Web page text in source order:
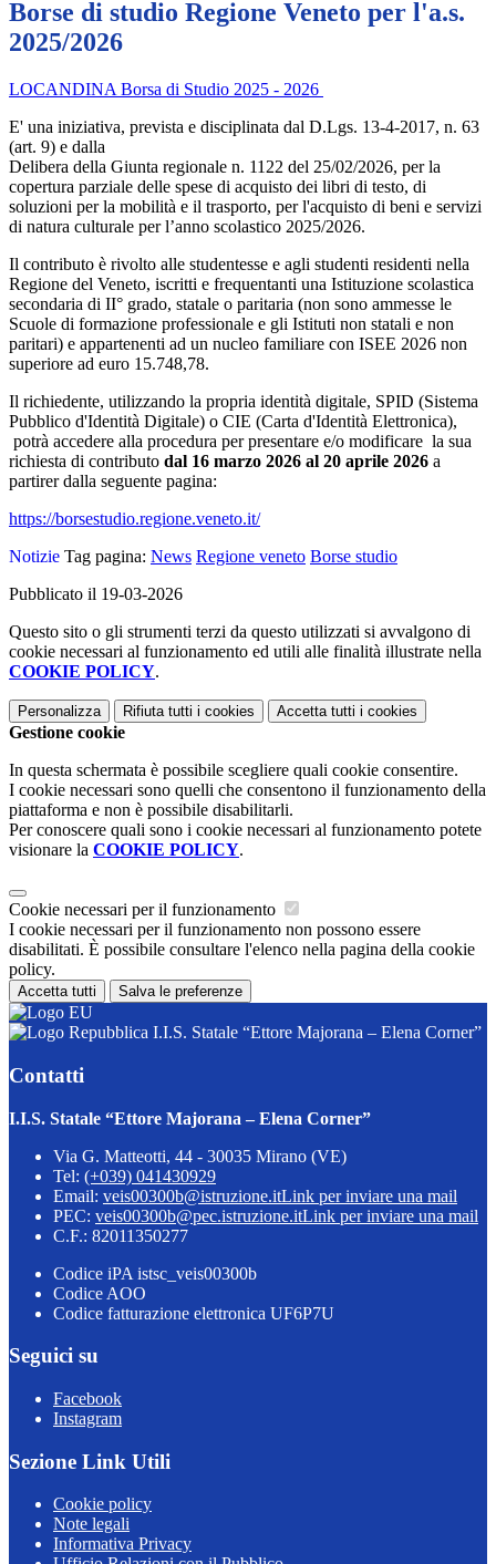
Borse di studio Regione Veneto per l'a.s.
2025/2026
LOCANDINA Borsa di Studio 2025 - 2026
E' una iniziativa, prevista e disciplinata dal D.Lgs. 13-4-2017, n. 63
(art. 9) e dalla
Delibera della Giunta regionale n. 1122 del 25/02/2026, per la
copertura parziale delle spese di acquisto dei libri di testo, di
soluzioni per la mobilità e il trasporto, per l'acquisto di beni e servizi
di natura culturale per l’anno scolastico 2025/2026.
Il contributo è rivolto alle studentesse e agli studenti residenti nella
Regione del Veneto, iscritti e frequentanti una Istituzione scolastica
secondaria di II° grado, statale o paritaria (non sono ammesse le
Scuole di formazione professionale e gli Istituti non statali e non
paritari) e appartenenti ad un nucleo familiare con ISEE 2026 non
superiore ad euro 15.748,78.
Il richiedente, utilizzando la propria identità digitale, SPID (Sistema
Pubblico d'Identità Digitale) o CIE (Carta d'Identità Elettronica),
potrà accedere alla procedura per presentare e/o modificare la sua
richiesta di contributo dal 16 marzo 2026 al 20 aprile 2026 a
partirer dalla seguente pagina:
https://borsestudio.regione.veneto.it/
Notizie Tag pagina: News Regione veneto Borse studio
Pubblicato il 19-03-2026
Questo sito o gli strumenti terzi da questo utilizzati si avvalgono di
cookie necessari al funzionamento ed utili alle finalità illustrate nella
COOKIE POLICY.
Personalizza Rifiuta tutti i cookies Accetta tutti i cookies
Gestione cookie
In questa schermata è possibile scegliere quali cookie consentire.
I cookie necessari sono quelli che consentono il funzionamento della
piattaforma e non è possibile disabilitarli.
Per conoscere quali sono i cookie necessari al funzionamento potete
visionare la COOKIE POLICY.
Cookie necessari per il funzionamento
I cookie necessari per il funzionamento non possono essere
disabilitati. È possibile consultare l'elenco nella pagina della cookie
policy.
Accetta tutti Salva le preferenze
I.I.S. Statale “Ettore Majorana – Elena Corner”
Contatti
I.I.S. Statale “Ettore Majorana – Elena Corner”
Via G. Matteotti, 44 - 30035 Mirano (VE)
Tel: (+039) 041430929
Email: veis00300b@istruzione.itLink per inviare una mail
PEC: veis00300b@pec.istruzione.itLink per inviare una mail
C.F.: 82011350277
Codice iPA istsc_veis00300b
Codice AOO
Codice fatturazione elettronica UF6P7U
Seguici su
Facebook
Instagram
Sezione Link Utili
Cookie policy
Note legali
Informativa Privacy